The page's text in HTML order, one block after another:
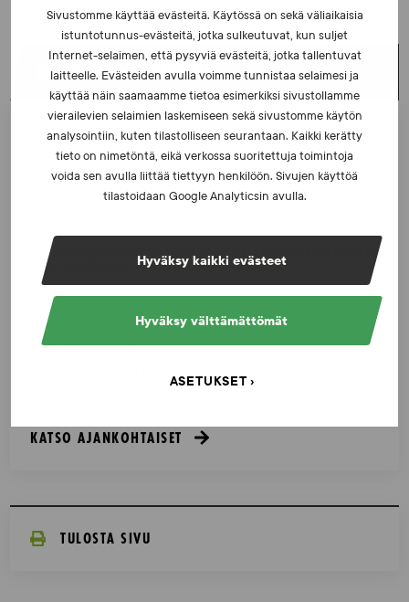
Sivustomme käyttää evästeitä. Käytössä on sekä väliaikaisia
istuntotunnus-evästeitä, jotka sulkeutuvat, kun suljet
Internet-selaimen, että pysyviä evästeitä, jotka tallentuvat
laitteelle. Evästeiden avulla voimme tunnistaa selaimesi ja
käyttää näin saamaamme tietoa esimerkiksi sivustollamme
vierailevien selaimien laskemiseen sekä sivustomme käytön
analysointiin, kuten tilastolliseen seurantaan. Kaikki kerätty
tieto on nimetöntä, eikä verkossa suoritettuja toimintoja
voida sen avulla liittää tiettyyn henkilöön. Sivujen käyttöä
tilastoidaan Google Analyticsin avulla.
Hyväksy kaikki evästeet
Hyväksy välttämättömät
ASETUKSET
UUSIMMAT UUTISET
UUTISET - 5.8.2026
Iljukov SUEKin lääketieteelliseksi asiantuntijaksi
Dopingrikkomuspäätösten julkistaminen: kysymyksiä
ja vastauksia EUT:n ratkaisusta
UUTISET - 30.6.2026
KATSO AJANKOHTAISET
TULOSTA SIVU